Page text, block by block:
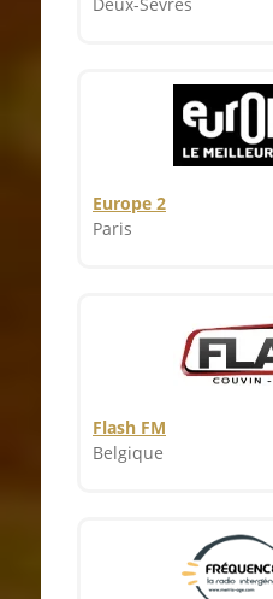
Europe 2
Paris
Flash FM
Belgique